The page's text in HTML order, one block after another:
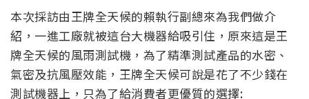
本次採訪由王牌全天候的賴執行副總來為我們做介
紹，一進工廠就被這台大機器給吸引住，原來這是王
牌全天候的風雨測試機，為了精準測試產品的水密、
氣密及抗風壓效能，王牌全天候可說是花了不少錢在
測試機器上，只為了給消費者更優質的選擇: